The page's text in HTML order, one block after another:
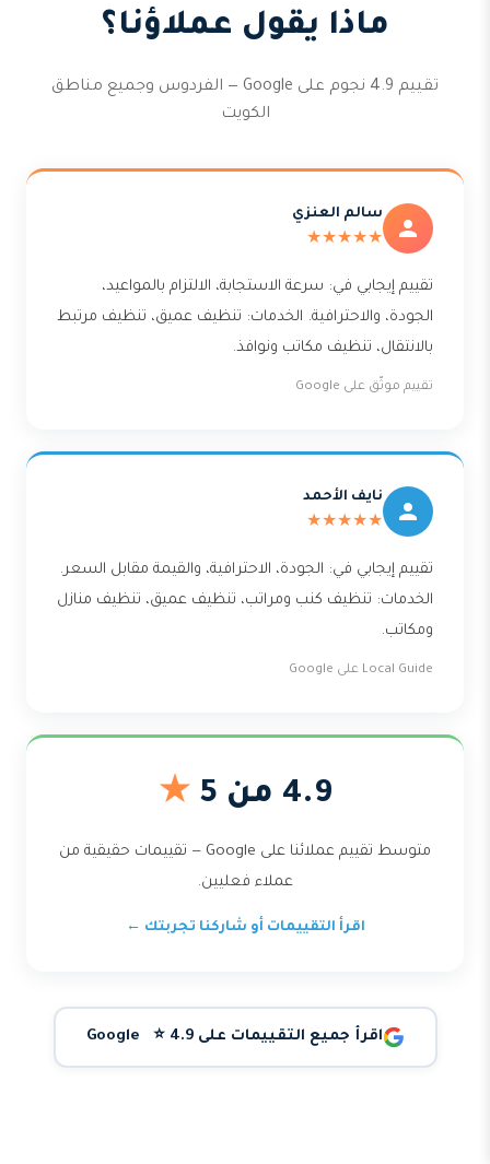
ماذا يقول عملاؤنا؟
تقييم 4.9 نجوم على Google — الفردوس وجميع مناطق
الكويت
سالم العنزي
★★★★★
تقييم إيجابي في: سرعة الاستجابة، الالتزام بالمواعيد،
الجودة، والاحترافية. الخدمات: تنظيف عميق، تنظيف مرتبط
بالانتقال، تنظيف مكاتب ونوافذ.
تقييم موثّق على Google
نايف الأحمد
★★★★★
تقييم إيجابي في: الجودة، الاحترافية، والقيمة مقابل السعر.
الخدمات: تنظيف كنب ومراتب، تنظيف عميق، تنظيف منازل
ومكاتب.
Local Guide على Google
4.9 من 5 ★
متوسط تقييم عملائنا على Google — تقييمات حقيقية من
عملاء فعليين.
اقرأ التقييمات أو شاركنا تجربتك ←
اقرأ جميع التقييمات على Google ⭐ 4.9